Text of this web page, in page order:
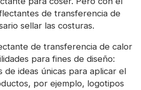
de transferencia de
sellar las costuras.
de transferencia de calor
para fines de diseño:
de ideas únicas para aplicar el
por ejemplo, logotipos